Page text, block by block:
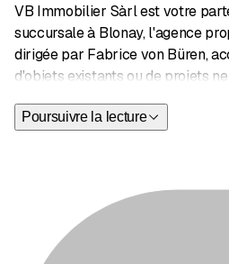
VB Immobilier Sàrl est votre
succursale à Blonay, l'agence
dirigée par Fabrice von Büren,
d'objets existants ou de projets
Poursuivre la lecture